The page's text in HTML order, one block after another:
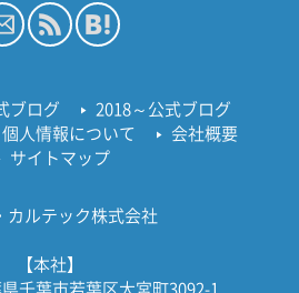
ブログ
2018～公式ブログ
個人情報について
会社概要
サイトマップ
カルテック株式会社
【本社】